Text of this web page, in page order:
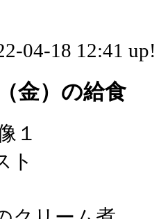
04-18 12:41 up!
金）の給食
ト